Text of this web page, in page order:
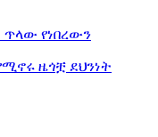
የነበረውን
ዜጎቿ ደህንነት